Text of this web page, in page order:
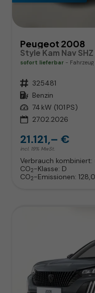
Peugeot 2008
Style Kam Nav
sofort lieferbar
Fahrzeugnr. 325481
Kraftstoff Benzin
Leistung 74 kW (101 PS)
27.02.2026
21.121,– €
incl. 19% MwSt.
Verbrauch kombiniert:
CO2-Klasse: D
CO2-Emissionen: